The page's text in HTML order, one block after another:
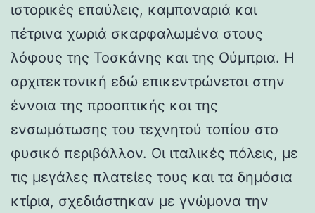
ιστορικές επαύλεις, καμπαναριά και
πέτρινα χωριά σκαρφαλωμένα στους
λόφους της Τοσκάνης και της Ούμπρια. Η
αρχιτεκτονική εδώ επικεντρώνεται στην
έννοια της προοπτικής και της
ενσωμάτωσης του τεχνητού τοπίου στο
φυσικό περιβάλλον. Οι ιταλικές πόλεις, με
τις μεγάλες πλατείες τους και τα δημόσια
κτίρια, σχεδιάστηκαν με γνώμονα την